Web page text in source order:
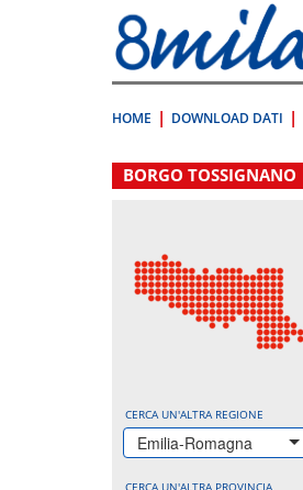
direttamente
a:
Contenuto
HOME DOWNLOAD DATI
.
BORGO TOSSIGNANO
CERCA UN'ALTRA REGIONE
Emilia-Romagna
CERCA UN'ALTRA PROVINCIA